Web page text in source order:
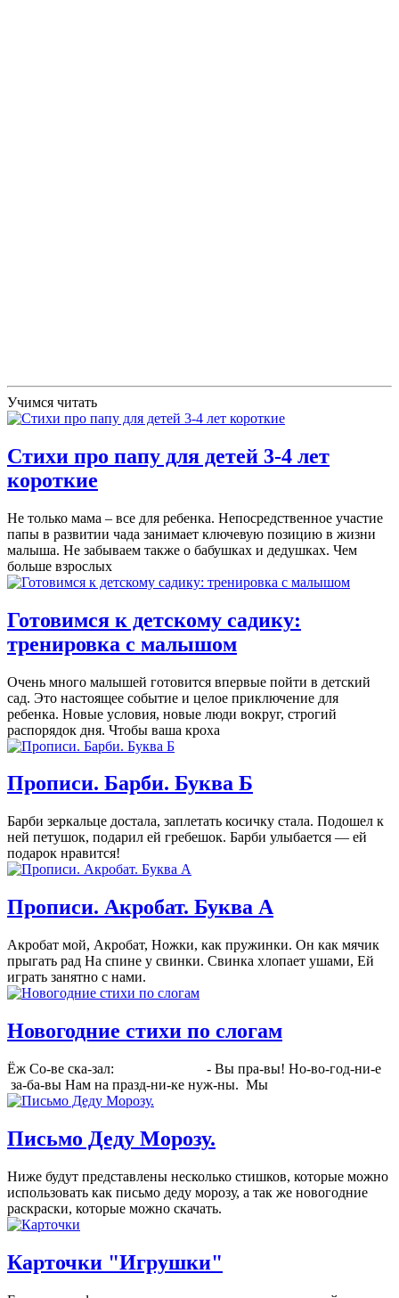
Учимся читать
Стихи про папу для детей 3-4 лет
короткие
Не только мама – все для ребенка. Непосредственное участие
папы в развитии чада занимает ключевую позицию в жизни
малыша. Не забываем также о бабушках и дедушках. Чем
больше взрослых
Готовимся к детскому садику:
тренировка с малышом
Очень много малышей готовится впервые пойти в детский
сад. Это настоящее событие и целое приключение для
ребенка. Новые условия, новые люди вокруг, строгий
распорядок дня. Чтобы ваша кроха
Прописи. Барби. Буква Б
Барби зеркальце достала, заплетать косичку стала. Подошел к
ней петушок, подарил ей гребешок. Барби улыбается — ей
подарок нравится!
Прописи. Акробат. Буква А
Акробат мой, Акробат, Ножки, как пружинки. Он как мячик
прыгать рад На спине у свинки. Свинка хлопает ушами, Ей
играть занятно с нами.
Новогодние стихи по слогам
Ёж Со-ве ска-зал: - Вы пра-вы! Но-во-год-ни-е
за-ба-вы Нам на празд-ни-ке нуж-ны. Мы
Письмо Деду Морозу.
Ниже будут представлены несколько стишков, которые можно
использовать как письмо деду морозу, а так же новогодние
раскраски, которые можно скачать.
Карточки "Игрушки"